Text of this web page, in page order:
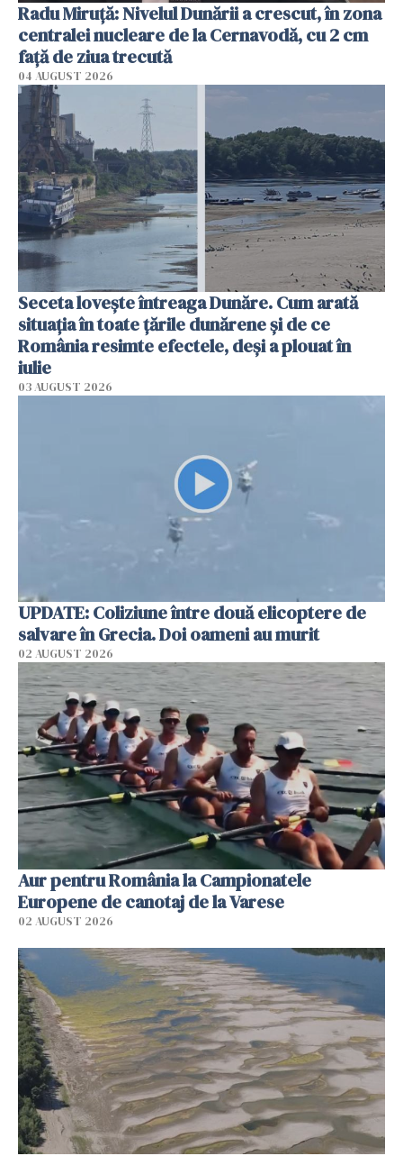
Radu Miruţă: Nivelul Dunării a crescut, în zona
centralei nucleare de la Cernavodă, cu 2 cm
faţă de ziua trecută
04 AUGUST 2026
Seceta lovește întreaga Dunăre. Cum arată
situația în toate țările dunărene și de ce
România resimte efectele, deși a plouat în
iulie
03 AUGUST 2026
UPDATE: Coliziune între două elicoptere de
salvare în Grecia. Doi oameni au murit
02 AUGUST 2026
Aur pentru România la Campionatele
Europene de canotaj de la Varese
02 AUGUST 2026